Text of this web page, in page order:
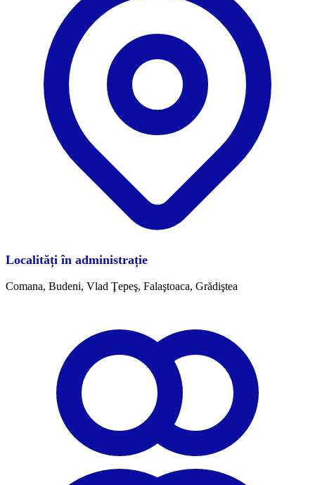
Localități în administrație
Comana, Budeni, Vlad Ţepeş, Falaştoaca, Grădiştea